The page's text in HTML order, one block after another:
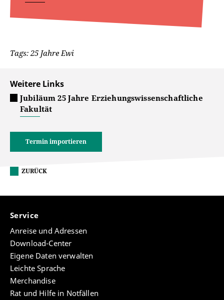
Tags: 25 Jahre Ewi
Weitere Links
Jubiläum 25 Jahre Erziehungswissenschaftliche
Fakultät
Termin importieren
ZURÜCK
Service
Anreise und Adressen
Download-Center
Eigene Daten verwalten
Leichte Sprache
Merchandise
Rat und Hilfe in Notfällen